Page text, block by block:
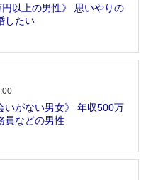
円以上の男性》 思いやりの
したい
いがない男女》 年収500万
員などの男性